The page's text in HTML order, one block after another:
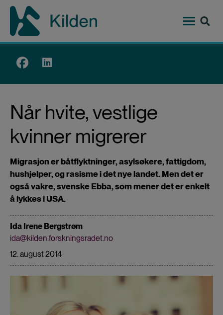
Hopp
hovedinnhold
Top
Når hvite, vestlige
kvinner migrerer
Migrasjon er båtflyktninger, asylsøkere, fattigdom,
hushjelper, og rasisme i det nye landet. Men det er
også vakre, svenske Ebba, som mener det er enkelt
å lykkes i USA.
Ida Irene Bergstrøm
ida@kilden.forskningsradet.no
12. august 2014